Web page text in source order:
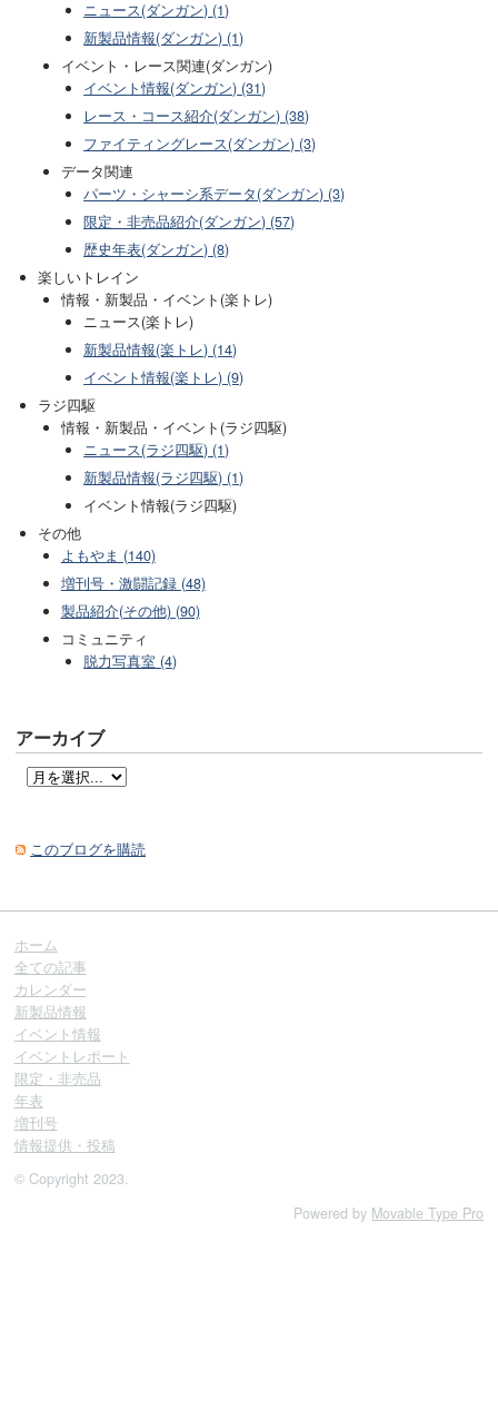
ニュース(ダンガン) (1)
新製品情報(ダンガン) (1)
イベント・レース関連(ダンガン)
イベント情報(ダンガン) (31)
レース・コース紹介(ダンガン) (38)
ファイティングレース(ダンガン) (3)
データ関連
パーツ・シャーシ系データ(ダンガン) (3)
限定・非売品紹介(ダンガン) (57)
歴史年表(ダンガン) (8)
楽しいトレイン
情報・新製品・イベント(楽トレ)
ニュース(楽トレ)
新製品情報(楽トレ) (14)
イベント情報(楽トレ) (9)
ラジ四駆
情報・新製品・イベント(ラジ四駆)
ニュース(ラジ四駆) (1)
新製品情報(ラジ四駆) (1)
イベント情報(ラジ四駆)
その他
よもやま (140)
増刊号・激闘記録 (48)
製品紹介(その他) (90)
コミュニティ
脱力写真室 (4)
アーカイブ
このブログを購読
ホーム
全ての記事
カレンダー
新製品情報
イベント情報
イベントレポート
限定・非売品
年表
増刊号
情報提供・投稿
© Copyright 2023.
Powered by Movable Type Pro